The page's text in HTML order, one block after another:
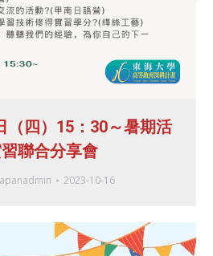
（四）15：30～暑期活
聯合分享會
2023-10-16